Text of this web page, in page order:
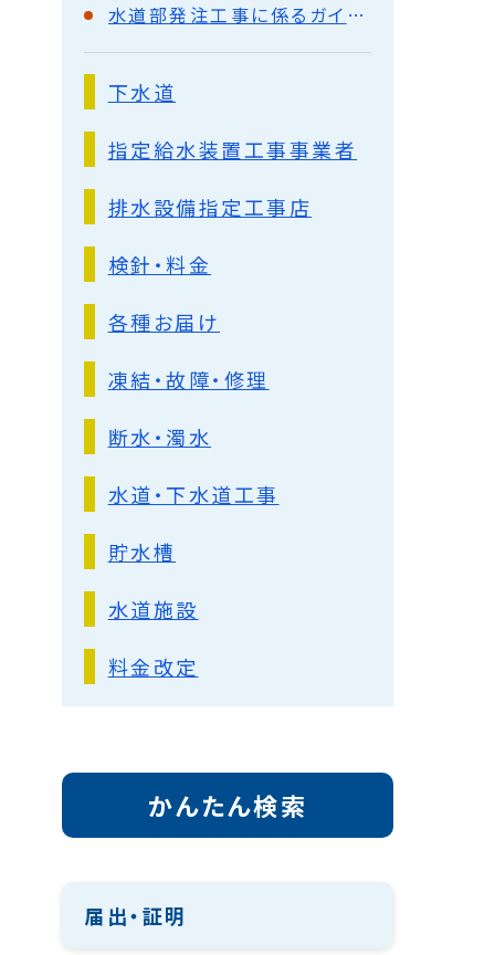
水道部発注工事に係るガイドライン等について
下水道
指定給水装置工事事業者
排水設備指定工事店
検針・料金
各種お届け
凍結・故障・修理
断水・濁水
水道・下水道工事
貯水槽
水道施設
料金改定
かんたん検索
届出・証明